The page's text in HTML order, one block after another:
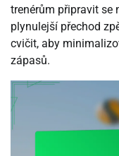
trenérům připravit se
plynulejší přechod
cvičit, aby
zápasů.